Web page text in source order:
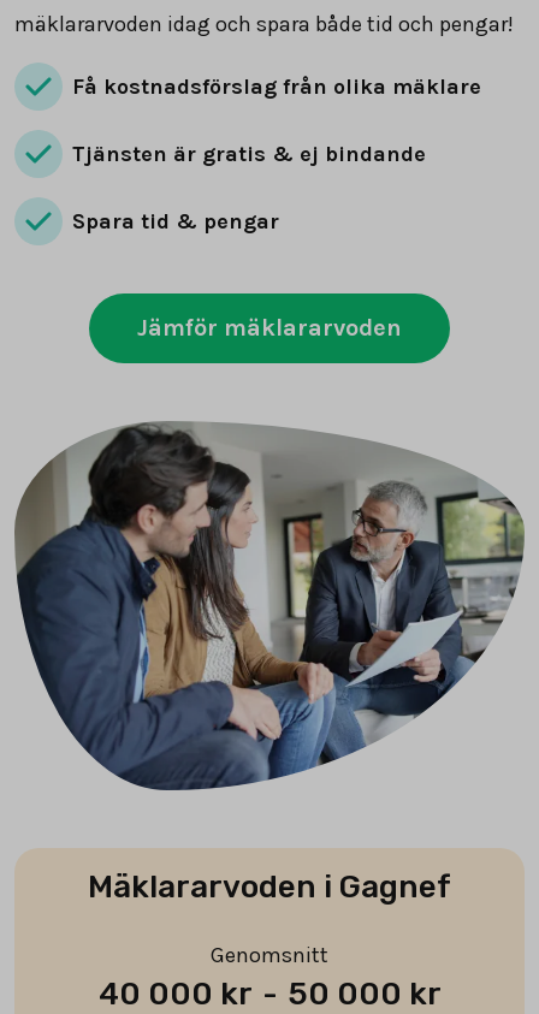
mäklararvoden idag och spara både tid och pengar!
Få kostnadsförslag från olika mäklare
Tjänsten är gratis & ej bindande
Spara tid & pengar
Jämför mäklararvoden
Mäklararvoden i Gagnef
Genomsnitt
40 000 kr - 50 000 kr